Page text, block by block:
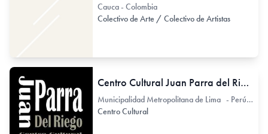
Cauca - Colombia
Colectivo de Arte / Colectivo de Artistas
Centro Cultural Juan Parra del Riego
Municipalidad Metropolitana de Lima - Perú Av. Pedro de Osma 135
Centro Cultural